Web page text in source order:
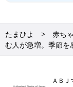
たまひよ 赤ち
む人が急増。季節を
ＡＢＪ